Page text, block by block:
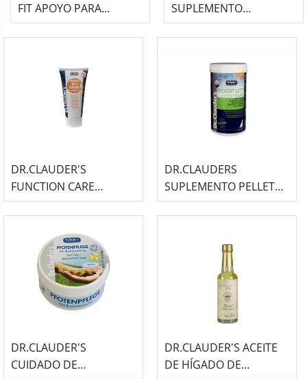
FIT APOYO PARA
ARTICULACIONES 500G
SUPLEMENTO
FUNCTION&CARE
INTESTINAL 20 HERBAL
OIL - 250ML
DR.CLAUDER'S
FUNCTION CARE
EMULSIÓN ACTIVA
GASTROINSTESTINAL
DR.CLAUDERS
SUPLEMENTO PELLETS
DE ZANAHORIA PRO
HAIR & SKIN PIGMENTO
DR.CLAUDER'S
CUIDADO DE
DR.CLAUDER'S ACEITE
DE HÍGADO DE